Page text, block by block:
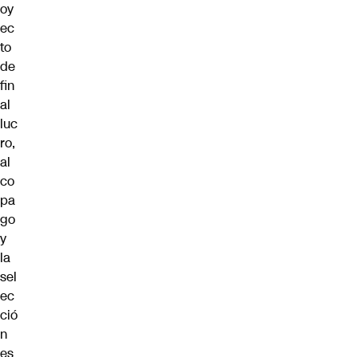
oy
ec
to
de
fin
al
luc
ro,
al
co
pa
go
y
la
sel
ec
ció
n
es